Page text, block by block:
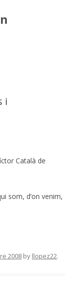
i
Català de
som, d’on venim,
2008 by llopez22.